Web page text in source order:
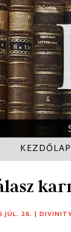
KEZDŐLAP
JÚL. 26. |